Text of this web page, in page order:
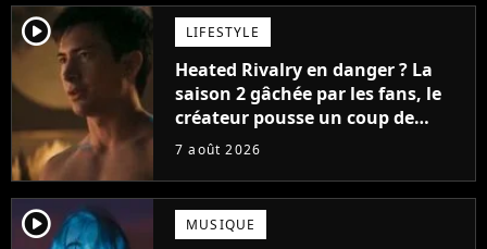
player2 LIFESTYLE
Heated Rivalry en danger ? La
saison 2 gâchée par les fans, le
créateur pousse un coup de
gueule
7 août 2026
player2 MUSIQUE